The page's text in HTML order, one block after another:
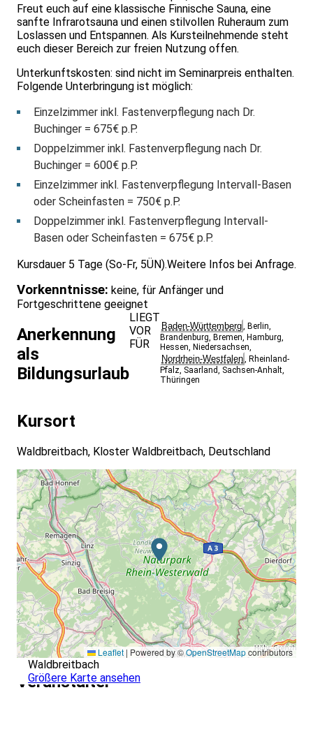
Freut euch auf eine klassische Finnische Sauna, eine
sanfte Infrarotsauna und einen stilvollen Ruheraum zum
Loslassen und Entspannen. Als Kursteilnehmende steht
euch dieser Bereich zur freien Nutzung offen.
Unterkunftskosten: sind nicht im Seminarpreis enthalten.
Folgende Unterbringung ist möglich:
Einzelzimmer inkl. Fastenverpflegung nach Dr.
Buchinger = 675€ p.P.
Doppelzimmer inkl. Fastenverpflegung nach Dr.
Buchinger = 600€ p.P.
Einzelzimmer inkl. Fastenverpflegung Intervall-Basen
oder Scheinfasten = 750€ p.P.
Doppelzimmer inkl. Fastenverpflegung Intervall-
Basen oder Scheinfasten = 675€ p.P.
Kursdauer 5 Tage (So-Fr, 5ÜN).Weitere Infos bei Anfrage.
Vorkenntnisse: keine, für Anfänger und
Fortgeschrittene geeignet
Anerkennung
als
Bildungsurlaub
LIEGT
VOR
FÜR
Baden-Württemberg, Berlin,
Brandenburg, Bremen, Hamburg,
Hessen, Niedersachsen,
Nordrhein-Westfalen, Rheinland-
Pfalz, Saarland, Sachsen-Anhalt,
Thüringen
Kursort
Waldbreitbach, Kloster Waldbreitbach, Deutschland
Leaflet | Powered by ©OpenStreetMapcontributors
Waldbreitbach
Größere Karte ansehen
Veranstalter